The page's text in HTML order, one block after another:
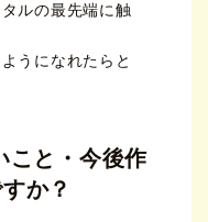
ルの最先端に触
うになれたらと
こと・今後作
か？